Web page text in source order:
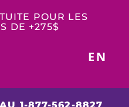
POUR LES
DE +275$
EN